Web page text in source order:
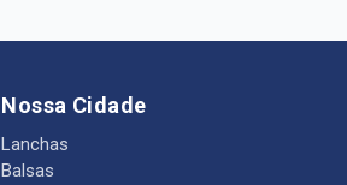
Nossa Cidade
Lanchas
Balsas